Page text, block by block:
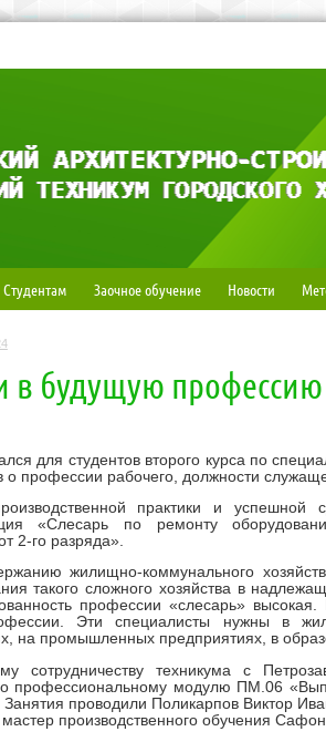
Студентам Заочное обучение Новости
в будущую профессию
для студентов второго курса по
о профессии рабочего, должности
практики и успешной
«Слесарь по ремонту
2-го разряда».
жилищно-коммунального
такого сложного хозяйства в
профессии «слесарь»
Эти специалисты нужны в
на промышленных предприятиях, в
сотрудничеству техникума с
профессиональному модулю ПМ.06
Занятия проводили Поликарпов Виктор
производственного обучения